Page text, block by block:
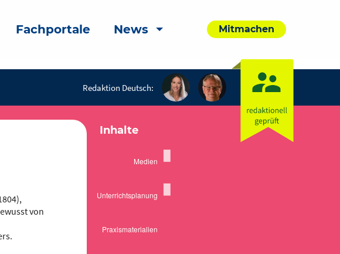
Fachportale News Mitmachen
Redaktion Deutsch:
von
Inhalte